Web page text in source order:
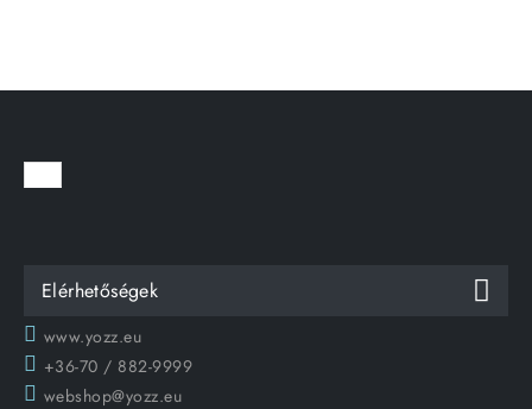
Elérhetőségek
www.yozz.eu
+36-70 / 882-9999
webshop@yozz.eu